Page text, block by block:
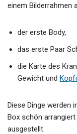
einem Bilderrahmen
der erste Body,
das erste Paar
die Karte des
Gewicht und
Diese Dinge werden
Box schön
ausgestellt.